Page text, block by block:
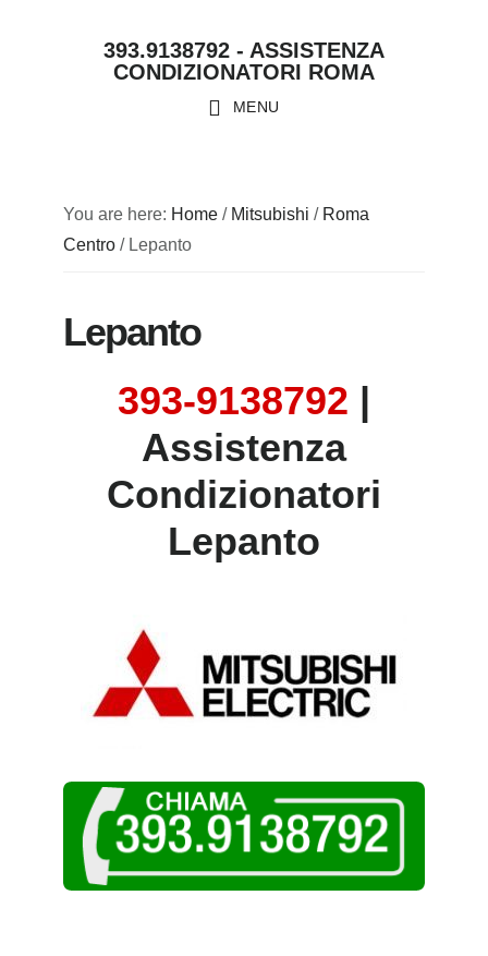
393.9138792 - ASSISTENZA
CONDIZIONATORI ROMA
MENU
You are here: Home / Mitsubishi / Roma
Centro /Lepanto
Lepanto
393-9138792 |
Assistenza
Condizionatori
Lepanto